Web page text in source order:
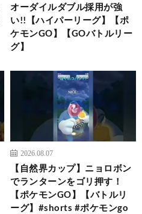
オーダイルダブル採用が強
い!!【ハイパーリーグ】【ポ
ケモンGO】【GOバトルリー
グ】
2026.08.07
【自然界カップ】ニョロボン
でランターンをゴリ押す！
【ポケモンGO】【バトルリ
ーグ】#shorts #ポケモンgo